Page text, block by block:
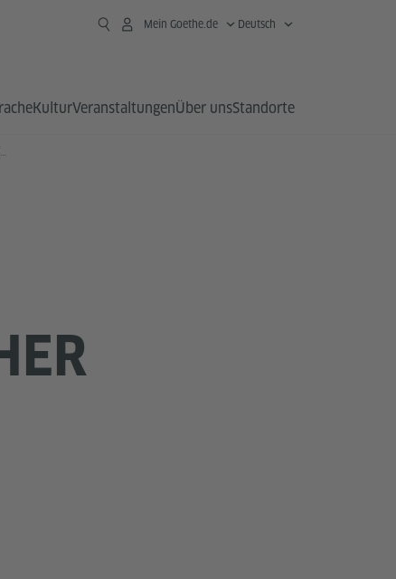
Mein Goethe.de Deutsch
KulturVeranstaltungenÜber unsStandorte
Wettbewerb „Meine Gegend – Auf deutscher Spurensuche“